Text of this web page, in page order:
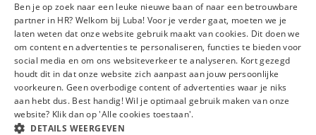
Werken bij Luba
Voor werkgevers
Mijn Luba
Contact
InstagramFacebookLinkedIn YouTube
Ben je op zoek naar een leuke nieuwe baan of naar een betrouwbare
partner in HR? Welkom bij Luba! Voor je verder gaat, moeten we je
laten weten dat onze website gebruik maakt van cookies. Dit doen we
om content en advertenties te personaliseren, functies te bieden voor
social media en om ons websiteverkeer te analyseren. Kort gezegd
houdt dit in dat onze website zich aanpast aan jouw persoonlijke
voorkeuren. Geen overbodige content of advertenties waar je niks
aan hebt dus. Best handig! Wil je optimaal gebruik maken van onze
website? Klik dan op 'Alle cookies toestaan'.
DETAILS WEERGEVEN